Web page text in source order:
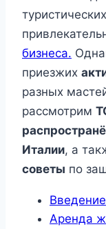
бизнеса.
приезжих
разных
рассмотрим
Италии, а
советы по
Введение
Аренда